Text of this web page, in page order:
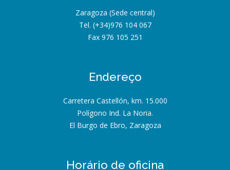
Zaragoza (Sede central)
Tel. (+34)976 104 067
Fax 976 105 251
Endereço
Carretera Castellón, km. 15.000
Polígono Ind. La Noria.
El Burgo de Ebro, Zaragoza
Horário de oficina